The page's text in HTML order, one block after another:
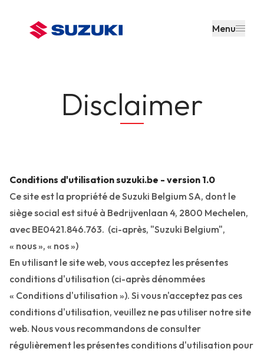
principal
Menu
Disclaimer
Conditions d'utilisation suzuki.be - version 1.0
Ce site est la propriété de Suzuki Belgium SA, dont le
siège social est situé à Bedrijvenlaan 4, 2800 Mechelen,
avec BE0421.846.763. (ci-après, "Suzuki Belgium",
« nous », « nos »)
En utilisant le site web, vous acceptez les présentes
conditions d'utilisation (ci-après dénommées
« Conditions d'utilisation »). Si vous n'acceptez pas ces
conditions d'utilisation, veuillez ne pas utiliser notre site
web. Nous vous recommandons de consulter
régulièrement les présentes conditions d'utilisation pour